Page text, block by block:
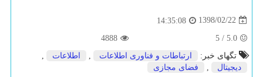
1398/02/22
14:35:08
5.0
/
5
4888
تگهای خبر:
ارتباطات و فناوری اطلاعات , اطلاعات
,
دیجیتال
, فضای مجازی